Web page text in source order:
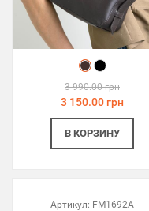
3 990.00 грн
3 150.00 грн
В КОРЗИНУ
Артикул: FM1692A